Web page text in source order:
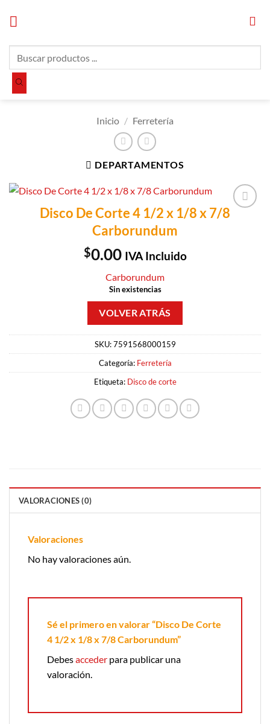
productos
Inicio / Ferretería
DEPARTAMENTOS
Añadir a
Disco De Corte 4 1/2 x 1/8 x 7/8
Carborundum
$0.00 IVA Incluido
Carborundum
Sin existencias
SKU:7591568000159
Categoría: Ferretería
Etiqueta: Disco de corte
VALORACIONES (0)
Valoraciones
No hay valoraciones aún.
Sé el primero en valorar “Disco De Corte
4 1/2 x 1/8 x 7/8 Carborundum”
Debesacceder para publicar una
valoración.